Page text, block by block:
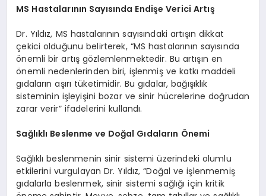
MS Hastalarının Sayısında Endişe Verici Artış
Dr. Yıldız, MS hastalarının sayısındaki artışın dikkat
çekici olduğunu belirterek, “MS hastalarının sayısında
önemli bir artış gözlemlenmektedir. Bu artışın en
önemli nedenlerinden biri, işlenmiş ve katkı maddeli
gıdaların aşırı tüketimidir. Bu gıdalar, bağışıklık
sisteminin işleyişini bozar ve sinir hücrelerine doğrudan
zarar verir” ifadelerini kullandı.
Sağlıklı Beslenme ve Doğal Gıdaların Önemi
Sağlıklı beslenmenin sinir sistemi üzerindeki olumlu
etkilerini vurgulayan Dr. Yıldız, “Doğal ve işlenmemiş
gıdalarla beslenmek, sinir sistemi sağlığı için kritik